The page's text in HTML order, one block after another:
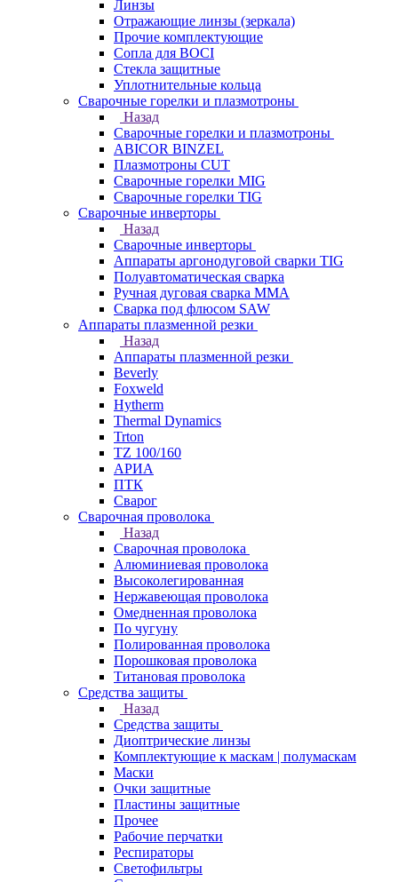
Линзы
Отражающие линзы (зеркала)
Прочие комплектующие
Сопла для BOCI
Стекла защитные
Уплотнительные кольца
Сварочные горелки и плазмотроны
Назад
Сварочные горелки и плазмотроны
ABICOR BINZEL
Плазмотроны CUT
Сварочные горелки MIG
Сварочные горелки TIG
Сварочные инверторы
Назад
Сварочные инверторы
Аппараты аргонодуговой сварки TIG
Полуавтоматическая сварка
Ручная дуговая сварка MMA
Сварка под флюсом SAW
Аппараты плазменной резки
Назад
Аппараты плазменной резки
Beverly
Foxweld
Hytherm
Thermal Dynamics
Trton
TZ 100/160
АРИА
ПТК
Сварог
Сварочная проволока
Назад
Сварочная проволока
Алюминиевая проволока
Высоколегированная
Нержавеющая проволока
Омедненная проволока
По чугуну
Полированная проволока
Порошковая проволока
Титановая проволока
Средства защиты
Назад
Средства защиты
Диоптрические линзы
Комплектующие к маскам | полумаскам
Маски
Очки защитные
Пластины защитные
Прочее
Рабочие перчатки
Респираторы
Светофильтры